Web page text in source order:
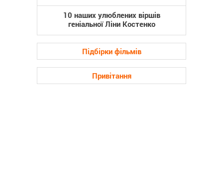
10 наших улюблених віршів
геніальної Ліни Костенко
Підбірки фільмів
Привітання